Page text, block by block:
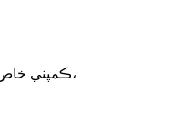
ڪمپني خاص طور تي اسٽيل گريبرز، ڪاٺ گريبرز،